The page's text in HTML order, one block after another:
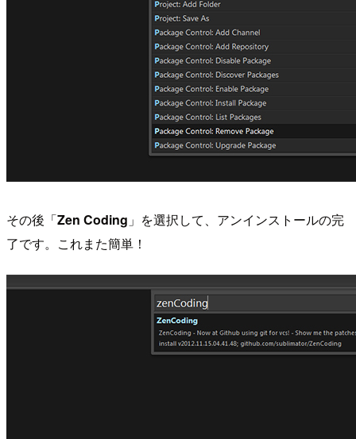
その後「Zen Coding 」を選択して、アンインストールの完
了です。これまた簡単！